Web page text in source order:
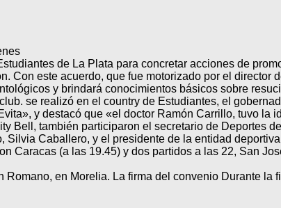
de La Plata para concretar acciones de
Con este acuerdo, que fue motorizado por el director
y brindará conocimientos básicos sobre
se realizó en el country de Estudiantes, el
y destacó que «el doctor Ramón Carrillo, tuvo la
Bell, también participaron el secretario de Deportes
Caballero, y el presidente de la entidad
Caracas (a las 19.45) y dos partidos a las 22, San
en Morelia. La firma del convenio Durante la